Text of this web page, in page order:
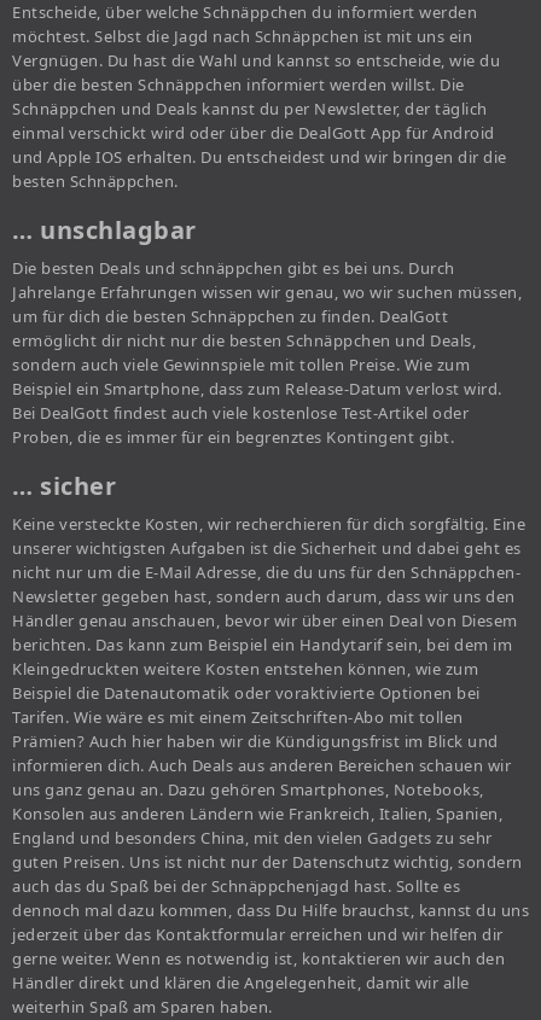
Entscheide, über welche Schnäppchen du informiert werden
möchtest. Selbst die Jagd nach Schnäppchen ist mit uns ein
Vergnügen. Du hast die Wahl und kannst so entscheide, wie du
über die besten Schnäppchen informiert werden willst. Die
Schnäppchen und Deals kannst du per Newsletter, der täglich
einmal verschickt wird oder über die DealGott App für Android
und Apple IOS erhalten. Du entscheidest und wir bringen dir die
besten Schnäppchen.
… unschlagbar
Die besten Deals und schnäppchen gibt es bei uns. Durch
Jahrelange Erfahrungen wissen wir genau, wo wir suchen müssen,
um für dich die besten Schnäppchen zu finden. DealGott
ermöglicht dir nicht nur die besten Schnäppchen und Deals,
sondern auch viele Gewinnspiele mit tollen Preise. Wie zum
Beispiel ein Smartphone, dass zum Release-Datum verlost wird.
Bei DealGott findest auch viele kostenlose Test-Artikel oder
Proben, die es immer für ein begrenztes Kontingent gibt.
… sicher
Keine versteckte Kosten, wir recherchieren für dich sorgfältig. Eine
unserer wichtigsten Aufgaben ist die Sicherheit und dabei geht es
nicht nur um die E-Mail Adresse, die du uns für den Schnäppchen-
Newsletter gegeben hast, sondern auch darum, dass wir uns den
Händler genau anschauen, bevor wir über einen Deal von Diesem
berichten. Das kann zum Beispiel ein Handytarif sein, bei dem im
Kleingedruckten weitere Kosten entstehen können, wie zum
Beispiel die Datenautomatik oder voraktivierte Optionen bei
Tarifen. Wie wäre es mit einem Zeitschriften-Abo mit tollen
Prämien? Auch hier haben wir die Kündigungsfrist im Blick und
informieren dich. Auch Deals aus anderen Bereichen schauen wir
uns ganz genau an. Dazu gehören Smartphones, Notebooks,
Konsolen aus anderen Ländern wie Frankreich, Italien, Spanien,
England und besonders China, mit den vielen Gadgets zu sehr
guten Preisen. Uns ist nicht nur der Datenschutz wichtig, sondern
auch das du Spaß bei der Schnäppchenjagd hast. Sollte es
dennoch mal dazu kommen, dass Du Hilfe brauchst, kannst du uns
jederzeit über das Kontaktformular erreichen und wir helfen dir
gerne weiter. Wenn es notwendig ist, kontaktieren wir auch den
Händler direkt und klären die Angelegenheit, damit wir alle
weiterhin Spaß am Sparen haben.